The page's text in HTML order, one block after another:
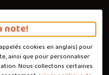
note!
cookies en anglais) pour
ainsi que pour personnaliser
Nous collectons certaines